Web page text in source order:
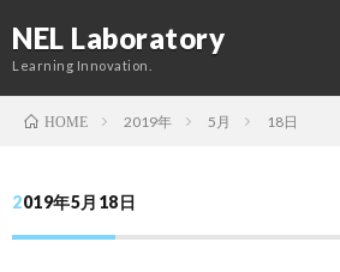
NEL Laboratory
Learning Innovation.
HOME 2019年 5月 18日
2019年5月18日